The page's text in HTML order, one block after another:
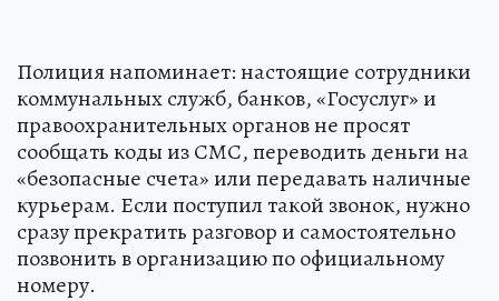
Полиция напоминает: настоящие сотрудники
коммунальных служб, банков, «Госуслуг» и
правоохранительных органов не просят
сообщать коды из СМС, переводить деньги на
«безопасные счета» или передавать наличные
курьерам. Если поступил такой звонок, нужно
сразу прекратить разговор и самостоятельно
позвонить в организацию по официальному
номеру.